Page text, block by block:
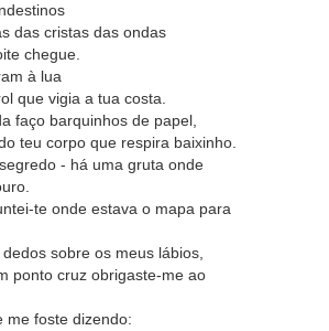
das cristas das ondas
chegue.
à lua
que vigia a tua costa.
faço barquinhos de papel,
teu corpo que respira baixinho.
- há uma gruta onde
te onde estava o mapa para
sobre os meus lábios,
ponto cruz obrigaste-me ao
me foste dizendo: